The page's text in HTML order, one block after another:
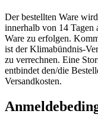
Der bestellten Ware
innerhalb von 14 Tagen
Ware zu erfolgen.
ist der Klimabündnis-
zu verrechnen. Eine
entbindet den/die
Versandkosten.